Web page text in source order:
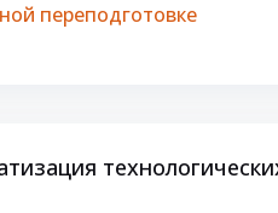
переподготовке